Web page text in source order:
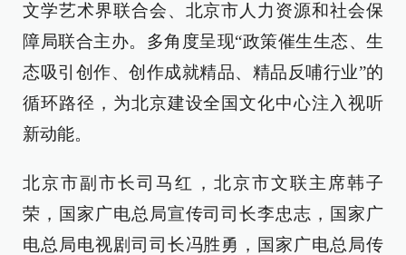
文学艺术界联合会、北京市人力资源和社会保
障局联合主办。多角度呈现“政策催生生态、生
态吸引创作、创作成就精品、精品反哺行业”的
循环路径，为北京建设全国文化中心注入视听
新动能。
北京市副市长司马红，北京市文联主席韩子
荣，国家广电总局宣传司司长李忠志，国家广
电总局电视剧司司长冯胜勇，国家广电总局传